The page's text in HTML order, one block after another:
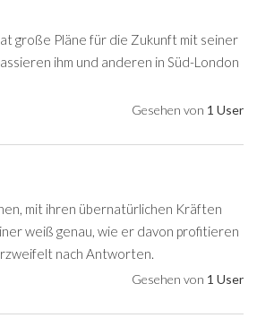
große Pläne für die Zukunft mit seiner
ihm und anderen in Süd-London
Gesehen von 1 User
mit ihren übernatürlichen Kräften
weiß genau, wie er davon profitieren
nach Antworten.
Gesehen von 1 User